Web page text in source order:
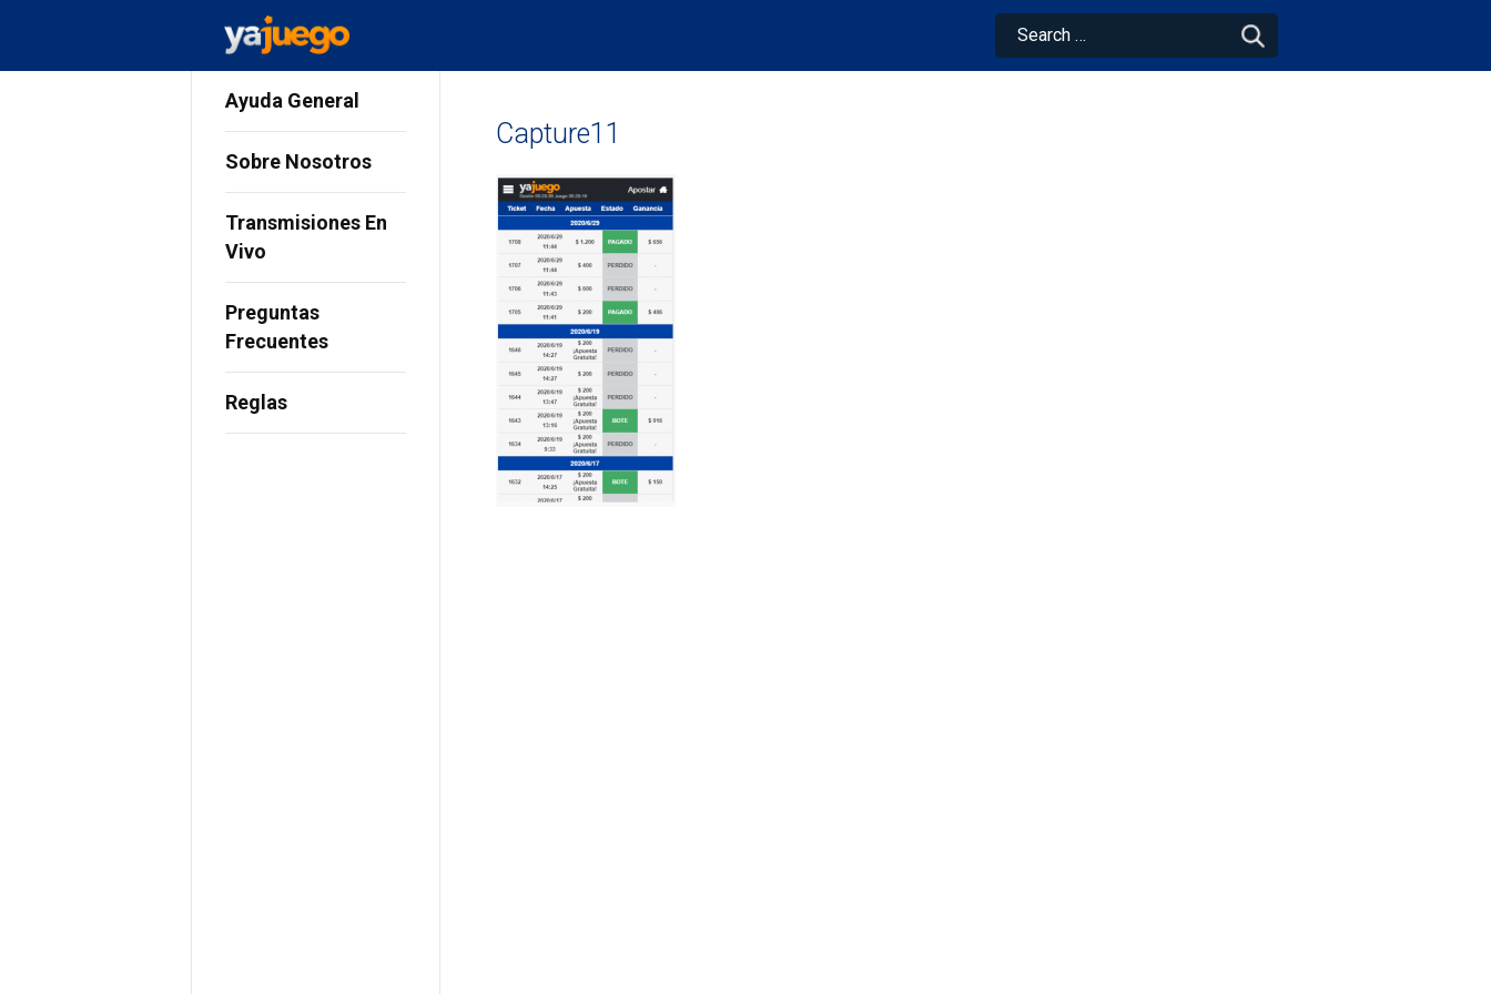
Ayuda General
Sobre Nosotros
Transmisiones En
Vivo
Preguntas
Frecuentes
Reglas
Capture11